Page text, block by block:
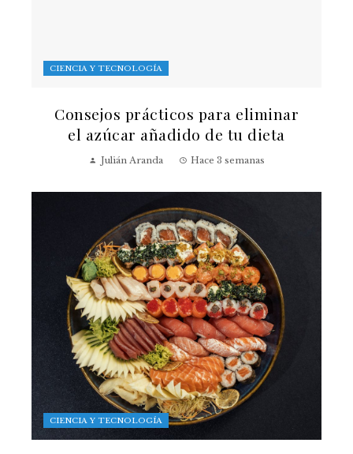
CIENCIA Y TECNOLOGÍA
Consejos prácticos para eliminar
el azúcar añadido de tu dieta
Julián Aranda Hace 3 semanas
CIENCIA Y TECNOLOGÍA